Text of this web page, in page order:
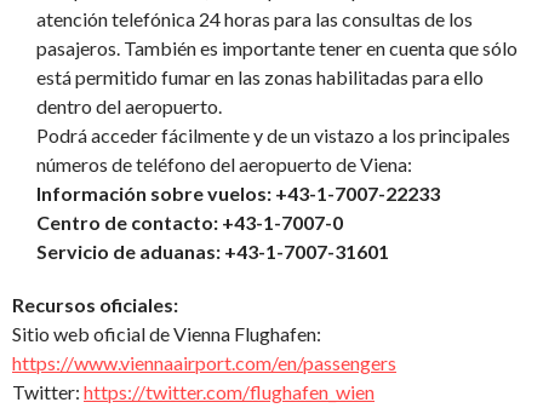
atención telefónica 24 horas para las consultas de los
pasajeros. También es importante tener en cuenta que sólo
está permitido fumar en las zonas habilitadas para ello
dentro del aeropuerto.
Podrá acceder fácilmente y de un vistazo a los principales
números de teléfono del aeropuerto de Viena:
Información sobre vuelos: +43-1-7007-22233
Centro de contacto: +43-1-7007-0
Servicio de aduanas: +43-1-7007-31601
Recursos oficiales:
Sitio web oficial de Vienna Flughafen:
https://www.viennaairport.com/en/passengers
Twitter: https://twitter.com/flughafen_wien